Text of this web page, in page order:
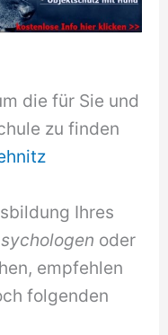
die für Sie und
zu finden
Ihres
oder
empfehlen
folgenden